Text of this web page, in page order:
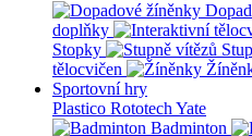
doplňky
Stopky
tělocvičen
Sportovní hry
Plastico Rototech Yate
Badminton